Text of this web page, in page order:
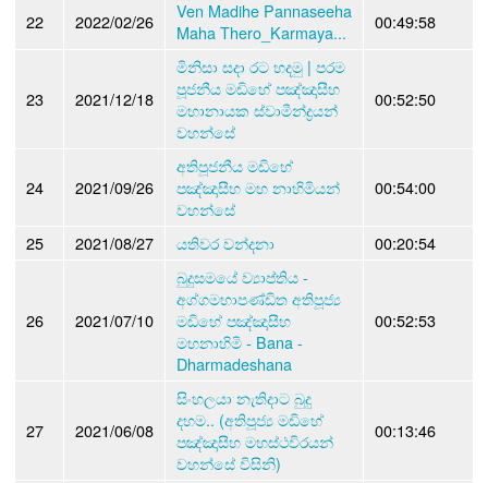
22 2022/02/26
Ven Madihe Pannaseeha
Maha Thero_Karmaya...
00:49:58
23 2021/12/18
මිනිසා සදා රට හදමු | පරම
පූජනීය මඩිහේ පඤ්ඤාසීහ
මහානායක ස්වාමීන්ද්‍රයන්
වහන්සේ
00:52:50
24 2021/09/26
අතිපූජනීය මඩිහේ
පඤ්ඤාසීහ මහ නාහිමියන්
වහන්සේ
00:54:00
25 2021/08/27 යතිවර වන්දනා 00:20:54
26 2021/07/10
බුදුසමයේ ව්‍යාප්තිය -
අග්ගමහාපණ්ඩිත අතිපූජ්‍ය
මඩිහේ පඤ්ඤාසීහ
මහනාහිමි - Bana -
Dharmadeshana
00:52:53
27 2021/06/08
සිංහලයා නැතිදාට බුදු
දහම.. (අතිපූජ්‍ය මඩිහේ
පඤ්ඤාසීහ මහස්ථවිරයන්
වහන්සේ විසිනි)
00:13:46